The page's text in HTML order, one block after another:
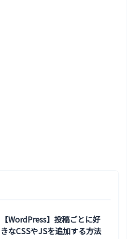
【WordPress】投稿ごとに好
きなCSSやJSを追加する方法